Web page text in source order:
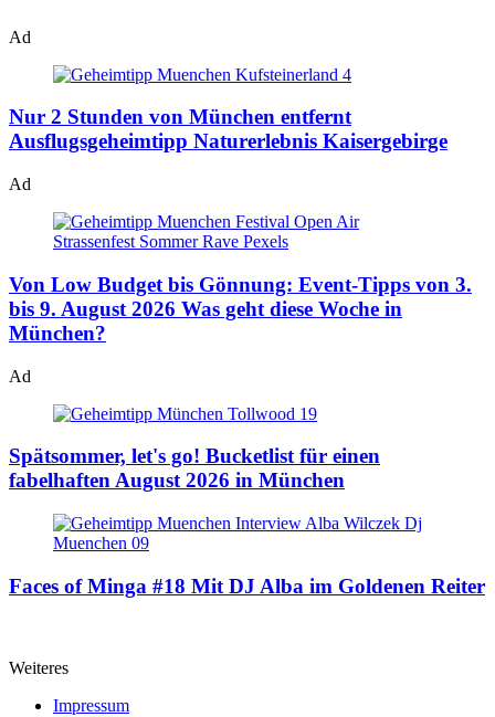
Ad
Nur 2 Stunden von München entfernt
Ausflugsgeheimtipp Naturerlebnis Kaisergebirge
Ad
Von Low Budget bis Gönnung: Event-Tipps von 3.
bis 9. August 2026 Was geht diese Woche in
München?
Ad
Spätsommer, let's go! Bucketlist für einen
fabelhaften August 2026 in München
Faces of Minga #18 Mit DJ Alba im Goldenen Reiter
Weiteres
Impressum